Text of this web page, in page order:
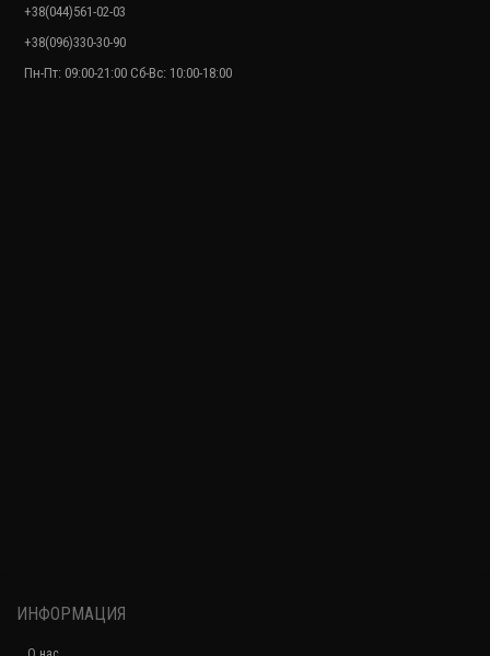
+38(044)561-02-03
+38(096)330-30-90
Пн-Пт: 09:00-21:00 Сб-Вс: 10:00-18:00
ИНФОРМАЦИЯ